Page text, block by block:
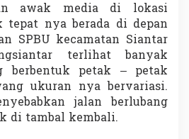
awak media di lokasi
tepat nya berada di depan
SPBU kecamatan Siantar
terlihat banyak
berbentuk petak – petak
ukuran nya bervariasi.
jalan berlubang
di tambal kembali.